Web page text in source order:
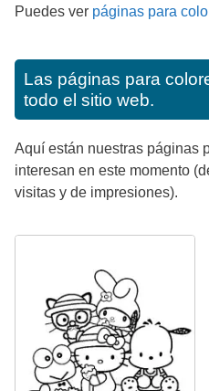
Puedes ver páginas para
Las páginas para
todo el sitio web.
Aquí están nuestras páginas
interesan en este momento
visitas y de impresiones).